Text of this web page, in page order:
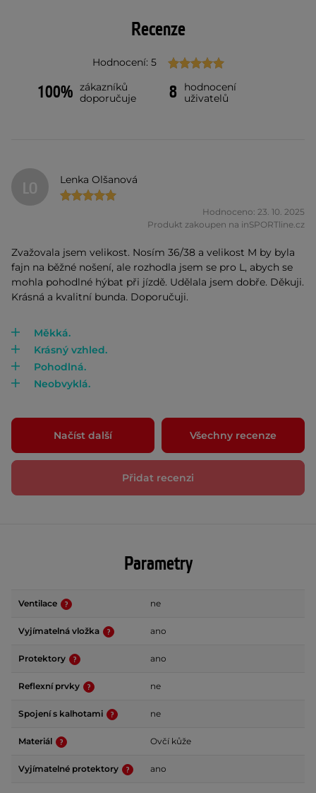
Recenze
Hodnocení: 5
100% zákazníků
doporučuje
8
hodnocení
uživatelů
LO Lenka Olšanová
Hodnoceno: 23. 10. 2025
Produkt zakoupen na inSPORTline.cz
Zvažovala jsem velikost. Nosím 36/38 a velikost M by byla
fajn na běžné nošení, ale rozhodla jsem se pro L, abych se
mohla pohodlné hýbat při jízdě. Udělala jsem dobře. Děkuji.
Krásná a kvalitní bunda. Doporučuji.
Měkká.
Krásný vzhled.
Pohodlná.
Neobvyklá.
Načíst další Všechny recenze
Přidat recenzi
Parametry
Ventilace ne
Vyjímatelná vložka ano
Protektory ano
Reflexní prvky ne
Spojení s kalhotami ne
Materiál Ovčí kůže
Vyjímatelné protektory ano